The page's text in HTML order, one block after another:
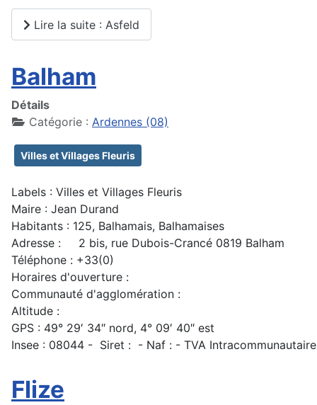
Lire la suite : Asfeld
Balham
Détails
Catégorie : Ardennes (08)
Villes et Villages Fleuris
Labels : Villes et Villages Fleuris
Maire : Jean Durand
Habitants : 125, Balhamais, Balhamaises
Adresse : 2 bis, rue Dubois-Crancé 0819 Balham
Téléphone : +33(0)
Horaires d'ouverture :
Communauté d'agglomération :
Altitude :
GPS : 49° 29′ 34″ nord, 4° 09′ 40″ est
Insee : 08044 - Siret : - Naf : - TVA Intracommunautaire
Flize